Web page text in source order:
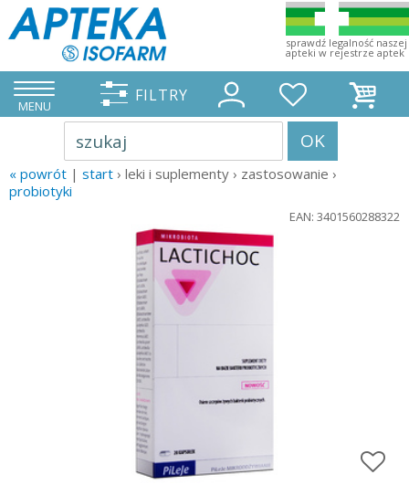
sprawdź legalność naszej
apteki w rejestrze aptek
MENU
FILTRY
szukaj OK
« powrót | start › leki i suplementy › zastosowanie ›
probiotyki
EAN: 3401560288322